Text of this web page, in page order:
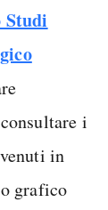
i
in
grafico